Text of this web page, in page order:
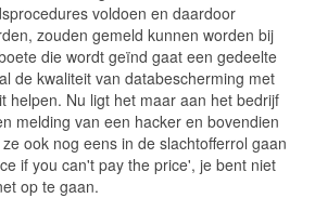
voldoen en daardoor
zouden gemeld kunnen worden bij
die wordt geïnd gaat een gedeelte
de kwaliteit van databescherming met
helpen. Nu ligt het maar aan het bedrijf
melding van een hacker en bovendien
ook nog eens in de slachtofferrol gaan
if you can't pay the price', je bent niet
op te gaan.